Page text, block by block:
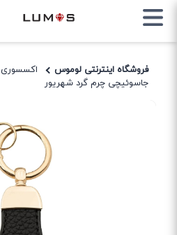
فروشگاه اینترنتی لوموس اکسسوری
جاسوئیچی چرم گرد شهریور